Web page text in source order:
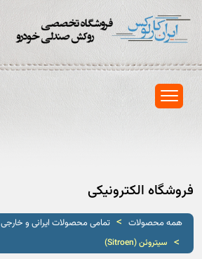
فروشگاه الکترونیکی
همه محصولات > تمامی محصولات ایرانی و خارجی
> سیتروئن (Sitroen)